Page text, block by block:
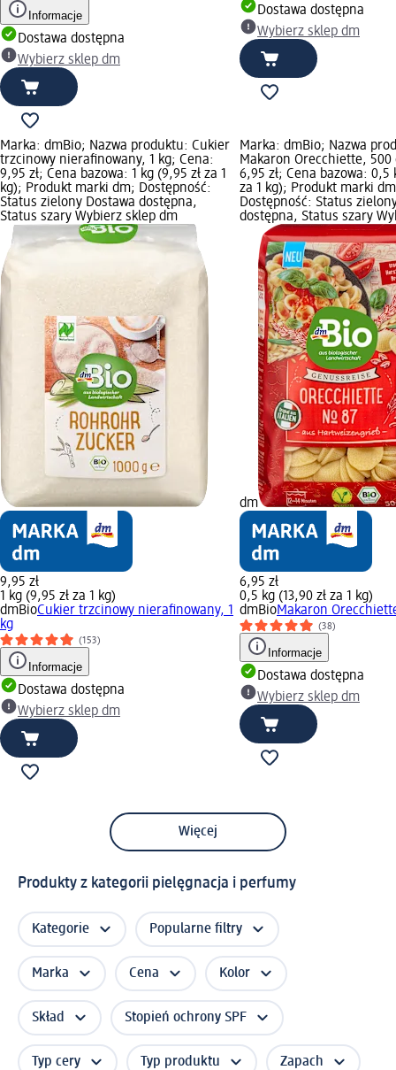
Informacje
Dostawa dostępna
Wybierz sklep dm
Dostawa dostępna
Wybierz sklep dm
Marka: dmBio; Nazwa produktu: Cukier
trzcinowy nierafinowany, 1 kg; Cena:
9,95 zł; Cena bazowa: 1 kg (9,95 zł za 1
kg); Produkt marki dm; Dostępność:
Status zielony Dostawa dostępna,
Status szary Wybierz sklep dm
9,95 zł
1 kg (9,95 zł za 1 kg)
dmBioCukier trzcinowy nierafinowany, 1
kg
(153)
Informacje
Dostawa dostępna
Wybierz sklep dm
Marka: dmBio; Nazwa
Makaron Orecchiette, 500
6,95 zł; Cena bazowa: 0,5
za 1 kg); Produkt marki
Dostępność: Status
dostępna, Status szary
dm
6,95 zł
0,5 kg (13,90 zł za 1 kg)
dmBioMakaron
(38)
Informacje
Dostawa dostępna
Wybierz sklep dm
Więcej
Produkty z kategorii pielęgnacja i perfumy
Kategorie Popularne filtry
Marka Cena Kolor
Skład Stopień ochrony SPF
Typ cery Typ produktu Zapach